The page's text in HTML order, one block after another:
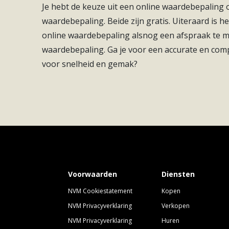
gekozen om op deze hoek, de meest krachtige
bouwlagen en een hoogte van bijna 25 meter is
maar in een perfect evenwicht met de
bouwlagen aan de Plettenburgerbaan en
Soort(en) verwarming Vloerverwarming
Soort(en) warm water
Je hebt de keuze uit een online waardebepaling
waardebepaling. Beide zijn gratis. Uiteraard is
online waardebepaling alsnog een afspraak te
waardebepaling. Ga je voor een accurate en
voor snelheid en gemak?
Voorwaarden
NVM Cookiestatement
NVM Privacyverklaring
NVM Privacyverklaring
Diensten
Kopen
Verkopen
Huren